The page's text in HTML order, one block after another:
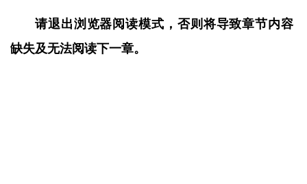
请退出浏览器阅读模式，否则将导致章节内容
缺失及无法阅读下一章。